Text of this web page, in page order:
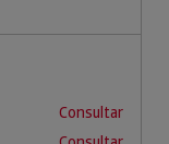
Consultar